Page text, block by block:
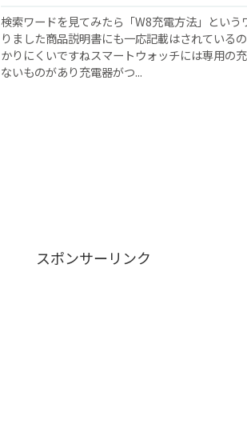
検索ワードを見てみたら「W8充電方法」とい
りました商品説明書にも一応記載はされている
かりにくいですねスマートウォッチには専用の
ないものがあり充電器がつ...
スポンサーリンク